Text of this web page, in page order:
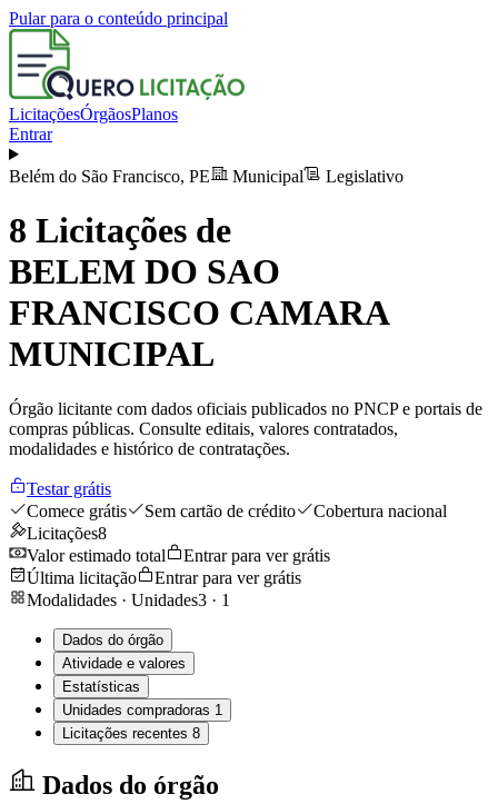
Pular para o conteúdo principal
LicitaçõesÓrgãosPlanos
Entrar
Belém do São Francisco, PE Municipal Legislativo
8 Licitações de
BELEM DO SAO
FRANCISCO CAMARA
MUNICIPAL
Órgão licitante com dados oficiais publicados no PNCP e portais de
compras públicas. Consulte editais, valores contratados,
modalidades e histórico de contratações.
Testar grátis
Comece grátis
Sem cartão de crédito
Cobertura nacional
Licitações8
Valor estimado total
Entrar para ver grátis
Última licitação
Entrar para ver grátis
Modalidades · Unidades3 · 1
Dados do órgão
Atividade e valores
Estatísticas
Unidades compradoras 1
Licitações recentes 8
Dados do órgão